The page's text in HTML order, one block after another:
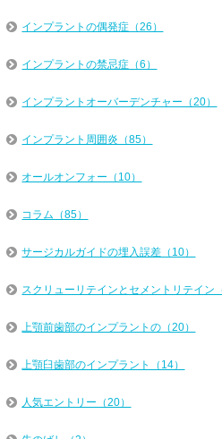
インプラントの偶発症（26）
インプラントの禁忌症（6）
インプラントオーバーデンチャー（20）
インプラント周囲炎（85）
オールオンフォー（10）
コラム（85）
サージカルガイドの埋入誤差（10）
スクリューリテインとセメントリテイン
上顎前歯部のインプラントの（20）
上顎臼歯部のインプラント（14）
人気エントリー（20）